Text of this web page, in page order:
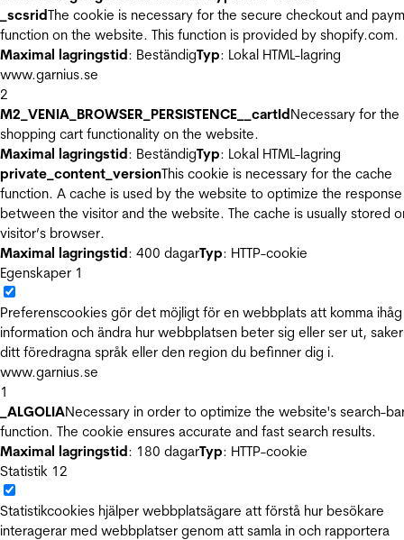
_scsridThe cookie is necessary for the secure checkout and
function on the website. This function is provided by shopify.com.
Maximal lagringstid: BeständigTyp: Lokal HTML-lagring
www.garnius.se
2
M2_VENIA_BROWSER_PERSISTENCE__cartIdNecessary for the
shopping cart functionality on the website.
Maximal lagringstid: BeständigTyp: Lokal HTML-lagring
private_content_versionThis cookie is necessary for the cache
function. A cache is used by the website to optimize the
between the visitor and the website. The cache is usually stored
visitor’s browser.
Maximal lagringstid: 400 dagarTyp: HTTP-cookie
Egenskaper 1
Preferenscookies gör det möjligt för en webbplats att komma ihåg
information och ändra hur webbplatsen beter sig eller ser ut,
ditt föredragna språk eller den region du befinner dig i.
www.garnius.se
1
_ALGOLIANecessary in order to optimize the website's search-
function. The cookie ensures accurate and fast search results.
Maximal lagringstid: 180 dagarTyp: HTTP-cookie
Statistik 12
Statistikcookies hjälper webbplatsägare att förstå hur besökare
interagerar med webbplatser genom att samla in och rapportera